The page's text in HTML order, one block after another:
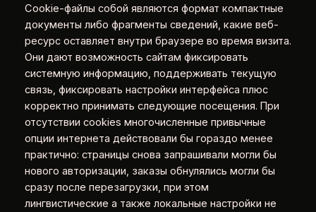
Cookie-файлы собой являются формат компактные
документы либо фрагменты сведений, какие веб-
ресурс оставляет внутри браузере во время визита.
Они дают возможность сайтам фиксировать
системную информацию, поддерживать текущую
связь, фиксировать настройки интерфейса плюс
корректно принимать следующие посещения. При
отсутствии cookies многочисленные привычные
опции интернета действовали бы гораздо менее
практично: страницы снова запрашивали могли бы
нового авторизации, заказы обнулялись могли бы
сразу после перезагрузки, при этом
лингвистические а также локальные настройки не